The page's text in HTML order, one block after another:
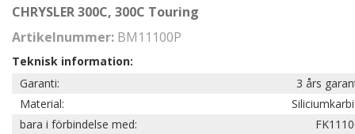
CHRYSLER 300C, 300C Touring
Artikelnummer: BM11100P
Teknisk information:
Garanti:
3 års
Material:
bara i förbindelse med: